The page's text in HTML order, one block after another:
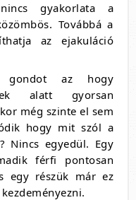
gyakorlata a
Továbbá a
az ejakuláció
gondot az hogy
alatt gyorsan
még szinte el sem
hogy mit szól a
Nincs egyedül. Egy
férfi pontosan
egy részük már ez